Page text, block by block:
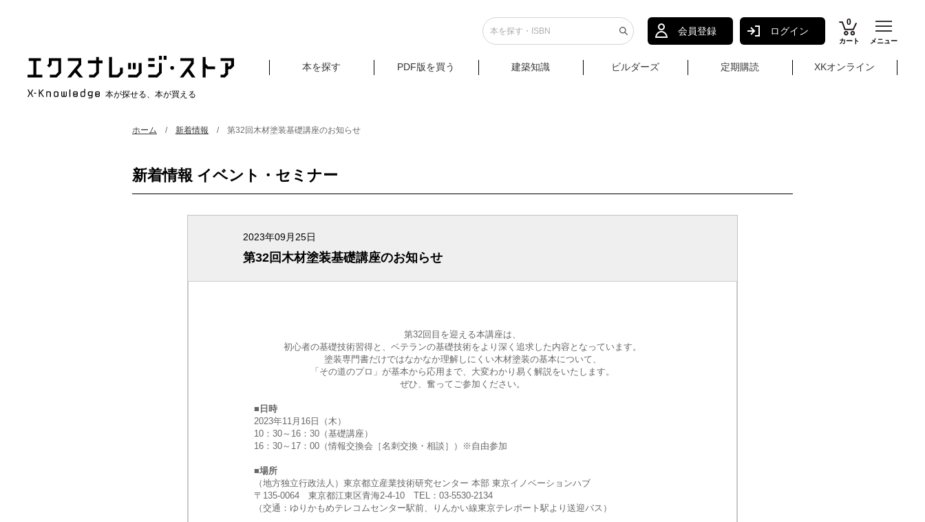
会員登録 ログイン
0
カート メニュー
本が探せる、本が買える
本を探す PDF版を買う 建築知識 ビルダーズ 定期購読 XKオンライン
ホーム 新着情報 第32回木材塗装基礎講座のお知らせ
新着情報 イベント・セミナー
2023年09月25日
第32回木材塗装基礎講座のお知らせ
第32回目を迎える本講座は、
初心者の基礎技術習得と、ベテランの基礎技術をより深く追求した内容となっています。
塗装専門書だけではなかなか理解しにくい木材塗装の基本について、
「その道のプロ」が基本から応用まで、大変わかり易く解説をいたします。
ぜひ、奮ってご参加ください。
■日時
2023年11月16日（木）
10：30～16：30（基礎講座）
16：30～17：00（情報交換会［名刺交換・相談］）※自由参加
■場所
（地方独立行政法人）東京都立産業技術研究センター 本部 東京イノベーションハブ
〒135-0064　東京都江東区青海2-4-10　TEL：03-5530-2134
（交通：ゆりかもめテレコムセンター駅前、りんかい線東京テレポート駅より送迎バス）